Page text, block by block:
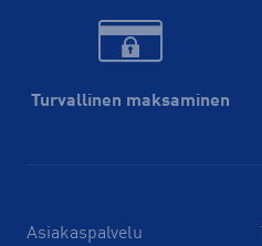
Turvallinen maksaminen
Asiakaspalvelu